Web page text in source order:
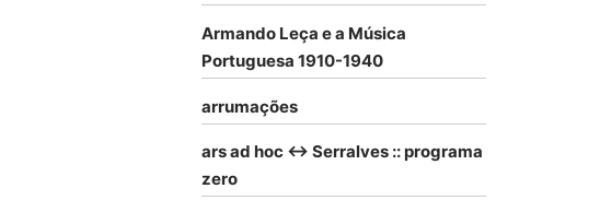
Armando Leça e a Música
Portuguesa 1910-1940
arrumações
ars ad hoc <-> Serralves :: programa
zero